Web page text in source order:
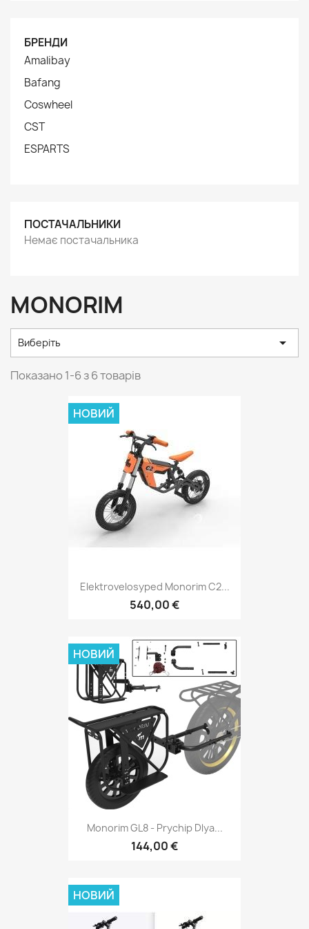
БРЕНДИ
Amalibay
Bafang
Coswheel
CST
ESPARTS
ПОСТАЧАЛЬНИКИ
Немає постачальника
MONORIM
Виберіть 
Показано 1-6 з 6 товарів
Elektrovelosyped Monorim C2...
540,00 €
НОВИЙ
Monorim GL8 - Prychip Dlya...
144,00 €
НОВИЙ
НОВИЙ